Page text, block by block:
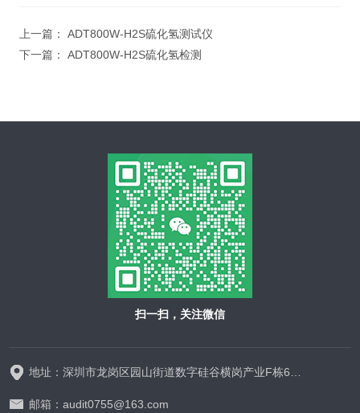
上一篇： ADT800W-H2S硫化氢测试仪
下一篇： ADT800W-H2S硫化氢检测
扫一扫，关注微信
邮箱：audit0755@163.com